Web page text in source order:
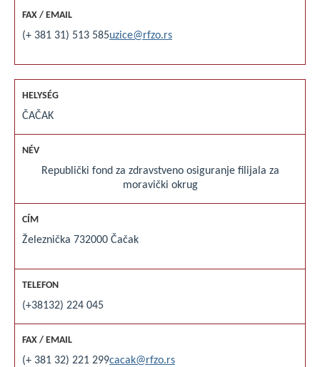
(+ 381 31) 513 585uzice@rfzo.rs
ČAČAK
Republički fond za zdravstveno osiguranje filijala za
moravički okrug
Železnička 732000 Čačak
(+38132) 224 045
(+ 381 32) 221 299cacak@rfzo.rs